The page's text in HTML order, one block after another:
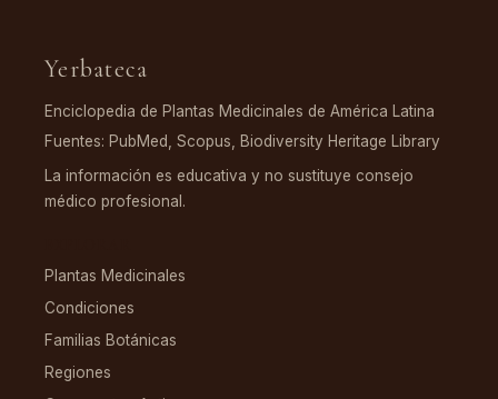
Yerbateca
Enciclopedia de Plantas Medicinales de América Latina
Fuentes: PubMed, Scopus, Biodiversity Heritage Library
La información es educativa y no sustituye consejo
médico profesional.
Plantas Medicinales
Condiciones
Familias Botánicas
Regiones